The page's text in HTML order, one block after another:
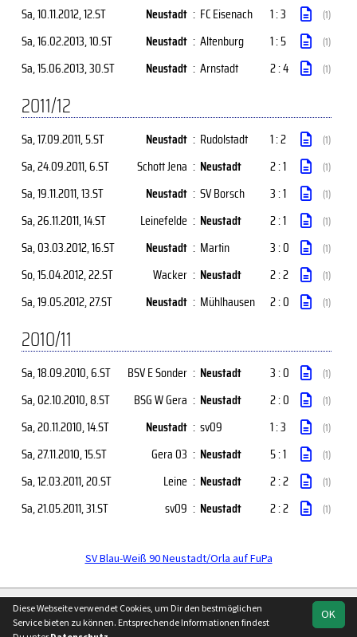
Sa, 10.11.2012, 12.ST Neustadt : FC Eisenach 1 : 3 (1)
Sa, 16.02.2013, 10.ST Neustadt : Altenburg 1 : 5 (1)
Sa, 15.06.2013, 30.ST Neustadt : Arnstadt 2 : 4 (1)
2011/12
Sa, 17.09.2011, 5.ST Neustadt : Rudolstadt 1 : 2 (1)
Sa, 24.09.2011, 6.ST Schott Jena : Neustadt 2 : 1 (1)
Sa, 19.11.2011, 13.ST Neustadt : SV Borsch 3 : 1 (1)
Sa, 26.11.2011, 14.ST Leinefelde : Neustadt 2 : 1 (1)
Sa, 03.03.2012, 16.ST Neustadt : Martin 3 : 0 (1)
So, 15.04.2012, 22.ST Wacker : Neustadt 2 : 2 (1)
Sa, 19.05.2012, 27.ST Neustadt : Mühlhausen 2 : 0 (1)
2010/11
Sa, 18.09.2010, 6.ST BSV E Sonder : Neustadt 3 : 0 (1)
Sa, 02.10.2010, 8.ST BSG W Gera : Neustadt 2 : 0 (1)
Sa, 20.11.2010, 14.ST Neustadt : sv09 1 : 3 (1)
Sa, 27.11.2010, 15.ST Gera 03 : Neustadt 5 : 1 (1)
Sa, 12.03.2011, 20.ST Leine : Neustadt 2 : 2 (1)
Sa, 21.05.2011, 31.ST sv09 : Neustadt 2 : 2 (1)
SV Blau-Weiß 90 Neustadt/Orla auf FuPa
soccero.de
OK
Diese Webseite verwendet Cookies, um Dir den bestmöglichen
Service bieten zu können. Entsprechende Informationen findest